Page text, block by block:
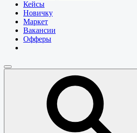
Кейсы
Новичку
Маркет
Вакансии
Офферы